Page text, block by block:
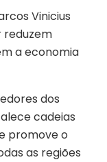
Vinicius
reduzem
a economia
dos
cadeias
promove o
as regiões